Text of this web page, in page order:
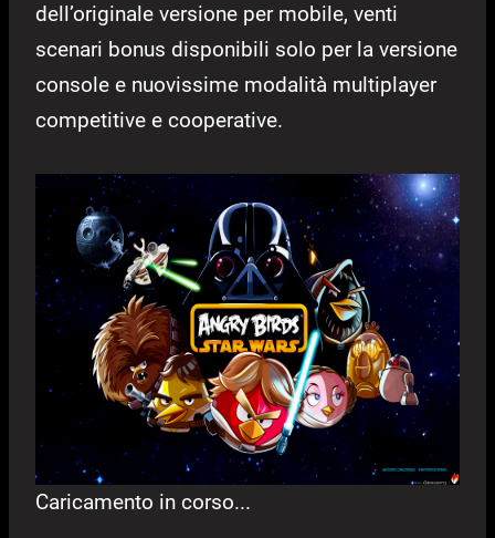
dell’originale versione per mobile, venti
scenari bonus disponibili solo per la versione
console e nuovissime modalità multiplayer
competitive e cooperative.
Caricamento in corso...